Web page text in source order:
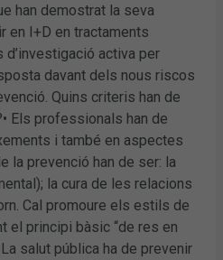
han demostrat la seva
en I+D en tractaments
activa per
davant dels nous riscos
Quins criteris han de
Els professionals han de
i també en aspectes
la prevenció han de ser: la
la cura de les relacions
Cal promoure els estils de
el principi bàsic “de res en
salut pública ha de prevenir